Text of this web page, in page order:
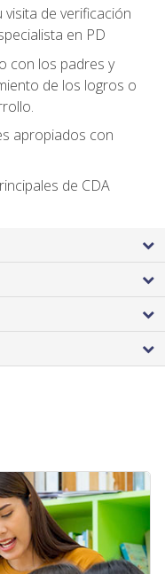
de verificación
en PD
con los padres y
de los logros o
apropiados con
de CDA